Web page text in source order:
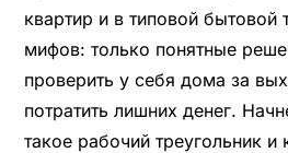
квартир и в типовой бытовой
мифов: только понятные
проверить у себя дома за
потратить лишних денег.
такое рабочий треугольник